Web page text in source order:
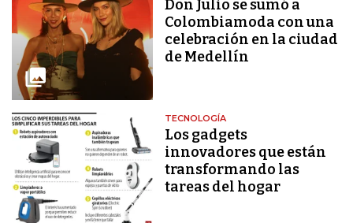
Don Julio se sumó a
Colombiamoda con una
celebración en la ciudad
de Medellín
TECNOLOGÍA
Los gadgets
innovadores que están
transformando las
tareas del hogar